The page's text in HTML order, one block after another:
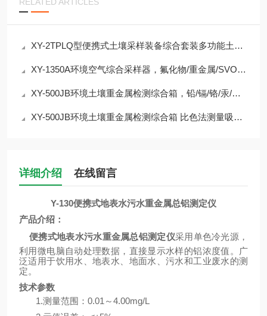
XY-2TPLQ型便携式土壤采样装备综合套装多功能土壤重金属有机物分析采样介绍
XY-1350A环境空气综合采样器，氟化物/重金属/SVOCs采样好助手
XY-500JB环境土壤重金属检测综合箱，铅/镉/铬/汞/砷等
XY-500JB环境土壤重金属检测综合箱 比色法测量吸光度
详细介绍 在线留言
Y-130便携式地表水污水重金属总铝测定仪
产品介绍：
便携式地表水污水重金属总铝测定仪采用单色冷光源，
利用微电脑自动处理数据，直接显示水样的铝浓度值。广
泛适用于饮用水、地表水、地面水、污水和工业废水的测
定。
技术参数
1.测量范围： 0.01 ～4.00mg/L